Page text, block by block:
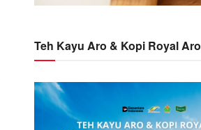
Teh Kayu Aro & Kopi Royal Aro